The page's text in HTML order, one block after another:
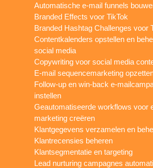
Automatische e-mail funnels
Branded Effects voor TikTok
Branded Hashtag Challenges voor
Contentkalenders opstellen en
social media
Copywriting voor social media
E-mail sequencemarketing
Follow-up en win-back e-
instellen
Geautomatiseerde workflows voor
marketing creëren
Klantgegevens verzamelen en
Klantrecensies beheren
Klantsegmentatie en targeting
Lead nurturing campagnes